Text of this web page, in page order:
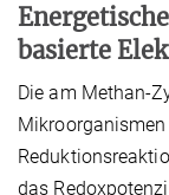
basierte
Die am Methan-
das